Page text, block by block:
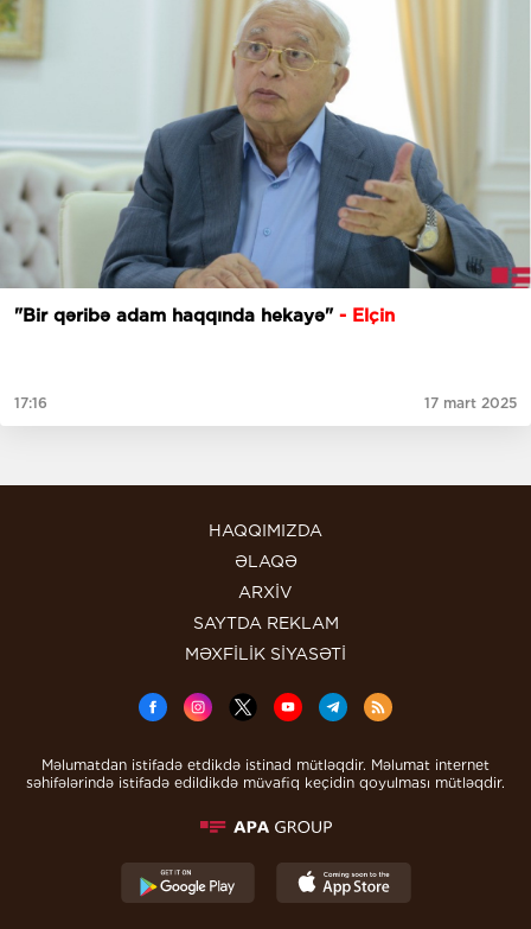
"Bir qəribə adam haqqında hekayə" - Elçin
17:16 17 mart 2025
HAQQIMIZDA
ƏLAQƏ
ARXİV
SAYTDA REKLAM
MƏXFİLİK SİYASƏTİ
Məlumatdan istifadə etdikdə istinad mütləqdir. Məlumat internet
səhifələrində istifadə edildikdə müvafiq keçidin qoyulması mütləqdir.